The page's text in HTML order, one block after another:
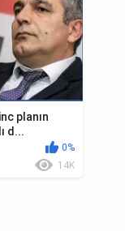
planın
d...
0%
14K